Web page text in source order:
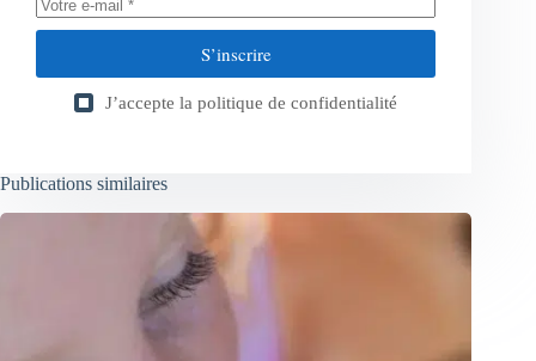
S’inscrire
J’accepte la politique de confidentialité
Publications similaires